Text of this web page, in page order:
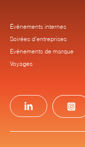
Événements internes
Soirées d'entreprises
Evénements de marque
Voyages